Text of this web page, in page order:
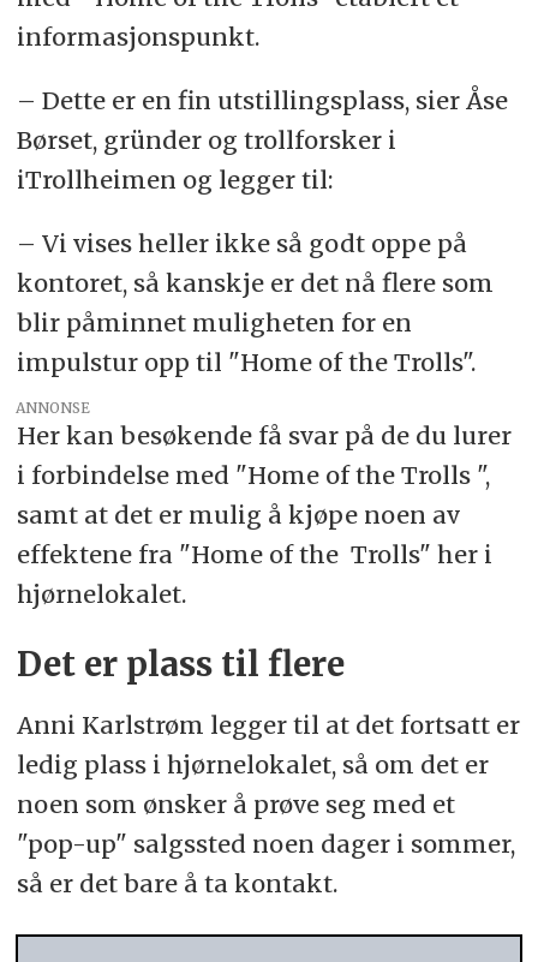
informasjonspunkt.
– Dette er en fin utstillingsplass, sier Åse
Børset, gründer og trollforsker i
iTrollheimen og legger til:
– Vi vises heller ikke så godt oppe på
kontoret, så kanskje er det nå flere som
blir påminnet muligheten for en
impulstur opp til "Home of the Trolls".
ANNONSE
Her kan besøkende få svar på de du lurer
i forbindelse med "Home of the Trolls ",
samt at det er mulig å kjøpe noen av
effektene fra "Home of the Trolls" her i
hjørnelokalet.
Det er plass til flere
Anni Karlstrøm legger til at det fortsatt er
ledig plass i hjørnelokalet, så om det er
noen som ønsker å prøve seg med et
"pop-up" salgssted noen dager i sommer,
så er det bare å ta kontakt.